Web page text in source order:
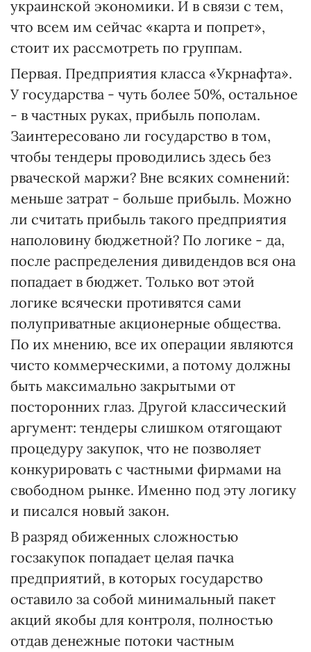
украинской экономики. И в связи с тем,
что всем им сейчас «карта и попрет»,
стоит их рассмотреть по группам.
Первая. Предприятия класса «Укрнафта».
У государства - чуть более 50%, остальное
- в частных руках, прибыль пополам.
Заинтересовано ли государство в том,
чтобы тендеры проводились здесь без
рваческой маржи? Вне всяких сомнений:
меньше затрат - больше прибыль. Можно
ли считать прибыль такого предприятия
наполовину бюджетной? По логике - да,
после распределения дивидендов вся она
попадает в бюджет. Только вот этой
логике всячески противятся сами
полуприватные акционерные общества.
По их мнению, все их операции являются
чисто коммерческими, а потому должны
быть максимально закрытыми от
посторонних глаз. Другой классический
аргумент: тендеры слишком отягощают
процедуру закупок, что не позволяет
конкурировать с частными фирмами на
свободном рынке. Именно под эту логику
и писался новый закон.
В разряд обиженных сложностью
госзакупок попадает целая пачка
предприятий, в которых государство
оставило за собой минимальный пакет
акций якобы для контроля, полностью
отдав денежные потоки частным